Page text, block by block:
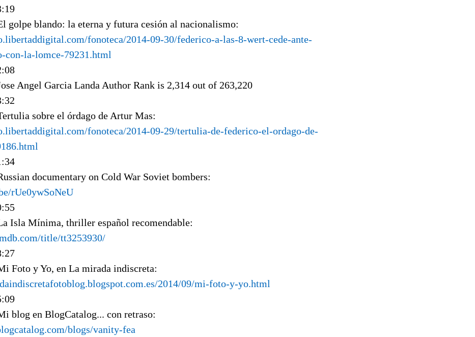
golpe blando: la eterna y futura cesión al nacionalismo:
fonoteca/2014-09-30/federico-a-las-8-wert-cede-ante-
con-la-lomce-79231.html
Angel Garcia Landa Author Rank is 2,314 out of 263,220
sobre el órdago de Artur Mas:
fonoteca/2014-09-29/tertulia-de-federico-el-ordago-de-
documentary on Cold War Soviet bombers:
rUe0ywSoNeU
Isla Mínima, thriller español recomendable:
title/tt3253930/
Foto y Yo, en La mirada indiscreta:
2014/09/mi-foto-y-yo.html
blog en BlogCatalog... con retraso:
blogs/vanity-fea